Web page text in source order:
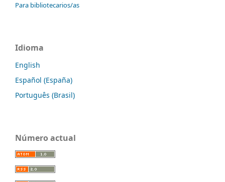
Para bibliotecarios/as
Idioma
English
Español (España)
Português (Brasil)
Número actual